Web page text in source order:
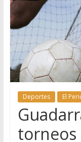
Deportes El
torneos